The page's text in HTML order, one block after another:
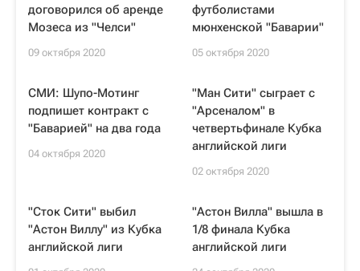
договорился об аренде
Мозеса из "Челси"
09 октября 2020
футболистами
мюнхенской "Баварии"
05 октября 2020
СМИ: Шупо-Мотинг
подпишет контракт с
"Баварией" на два года
04 октября 2020
"Ман Сити" сыграет с
"Арсеналом" в
четвертьфинале Кубка
английской лиги
02 октября 2020
"Сток Сити" выбил
"Астон Виллу" из Кубка
английской лиги
"Астон Вилла" вышла в
1/8 финала Кубка
английской лиги